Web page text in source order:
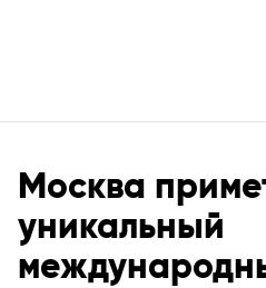
Москва
уникальный